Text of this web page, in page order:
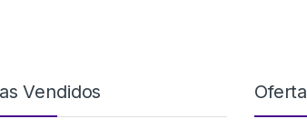
Vendidos